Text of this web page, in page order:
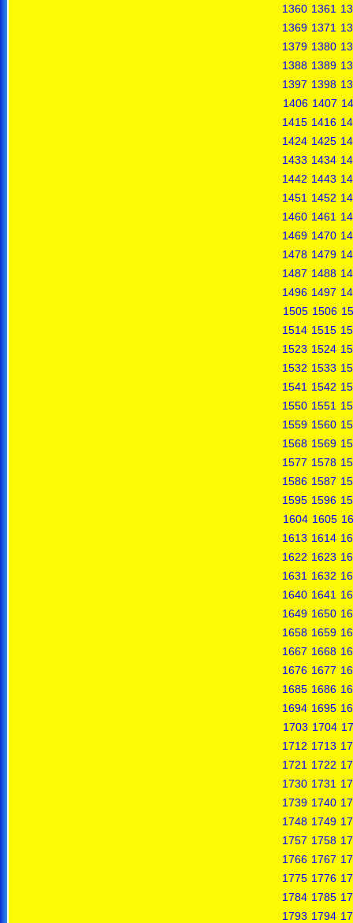
1360 1361
1369 1371
1379 1380
1388 1389
1397 1398
1406 1407
1415 1416
1424 1425
1433 1434
1442 1443
1451 1452
1460 1461
1469 1470
1478 1479
1487 1488
1496 1497
1505 1506
1514 1515
1523 1524
1532 1533
1541 1542
1550 1551
1559 1560
1568 1569
1577 1578
1586 1587
1595 1596
1604 1605
1613 1614
1622 1623
1631 1632
1640 1641
1649 1650
1658 1659
1667 1668
1676 1677
1685 1686
1694 1695
1703 1704
1712 1713
1721 1722
1730 1731
1739 1740
1748 1749
1757 1758
1766 1767
1775 1776
1784 1785
1793 1794